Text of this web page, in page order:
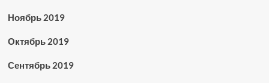
Ноябрь 2019
Октябрь 2019
Сентябрь 2019